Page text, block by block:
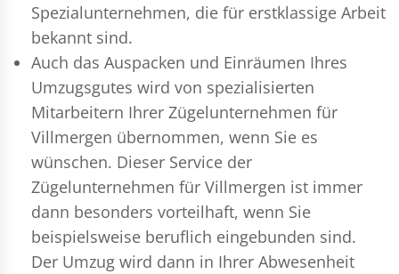
Spezialunternehmen, die für erstklassige Arbeit
bekannt sind.
Auch das Auspacken und Einräumen Ihres
Umzugsgutes wird von spezialisierten
Mitarbeitern Ihrer Zügelunternehmen für
Villmergen übernommen, wenn Sie es
wünschen. Dieser Service der
Zügelunternehmen für Villmergen ist immer
dann besonders vorteilhaft, wenn Sie
beispielsweise beruflich eingebunden sind.
Der Umzug wird dann in Ihrer Abwesenheit